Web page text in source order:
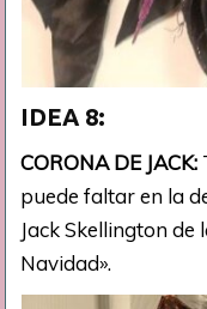
IDEA 8:
CORONA DE JACK:
puede faltar en la
Jack Skellington de
Navidad».